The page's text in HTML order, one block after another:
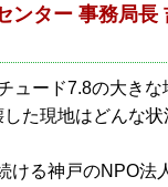
ンター 事務局長
ュード7.8の大きな
た現地はどんな状
ける神戸のNPO法